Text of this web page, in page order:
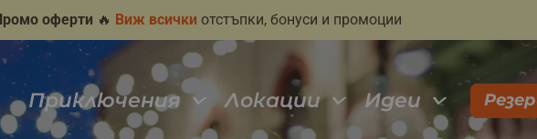
оферти 🔥 Виж всички отстъпки, бонуси и промоции
Приключения Локации Идеи